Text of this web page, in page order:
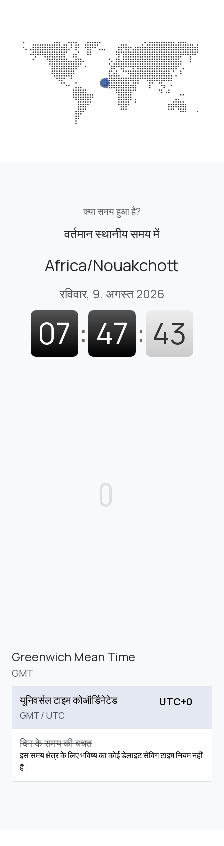
क्या समय हुआ है?
वर्तमान स्थानीय समय में
Africa/Nouakchott
रविवार, 9. अगस्त 2026
07 : 47 : 44
Greenwich Mean Time
GMT
यूनिवर्सल टाइम कोऑर्डिनेटेड
GMT / UTC
UTC+0
दिन के समय की बचत
इस समय क्षेत्र के लिए भविष्य का कोई डेलाइट सेविंग टाइम नियम नहीं
है।